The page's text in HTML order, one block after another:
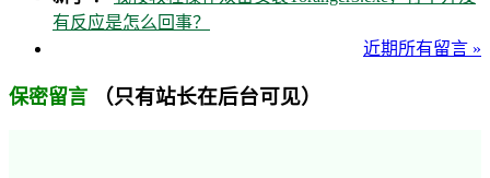
有反应是怎么回事？
近期所有留言 »
保密留言 （只有站长在后台可见）